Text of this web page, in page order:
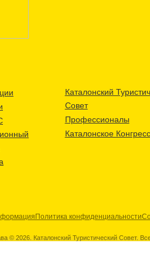
Каталонский
Совет
Профессионалы
Каталонское
Политика конфиденциальности
© 2026. Каталонский Туристический Совет.